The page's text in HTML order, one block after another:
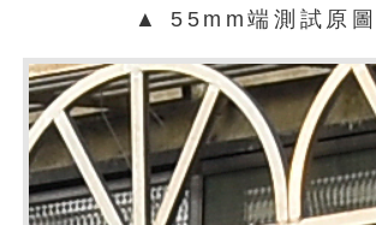
▲ 55mm端測試原圖